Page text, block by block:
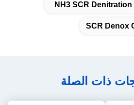
NH3 SCR
SCR Denox
ذات الصلة